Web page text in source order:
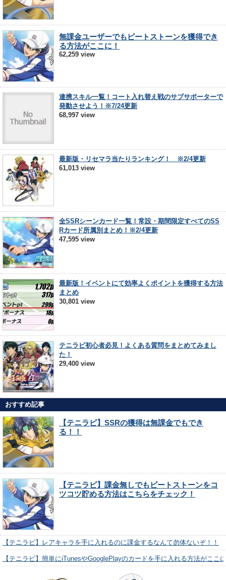
無課金ユーザーでもビートストーンを獲得でき
る方法がここに！
62,259 view
連携スキル一覧！コート入れ替え戦のサブサポーターで
発動させよう！※7/24更新
68,997 view
最新版・リセマラ当たりランキング！ ※2/4更新
61,013 view
全SSRシーンカード一覧！常設・期間限定すべてのSS
Rカード所属別まとめ！※2/4更新
47,595 view
最新版！イベントにて効率よくポイントを獲得する方法
まとめ
30,801 view
テニラビ初心者必見！よくある質問をまとめてみまし
た！
29,400 view
おすすめ記事
【テニラビ】SSRの獲得は無課金でもでき
る！！
【テニラビ】課金無しでもビートストーンをコ
ツコツ貯める方法はこちらをチェック！
【テニラビ】レアキャラを手に入れるのに課金するなんて勿体ないぞ！！
【テニラビ】簡単にiTunesやGooglePlayのカードを手に入れる方法がここ